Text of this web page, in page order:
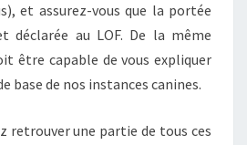
et assurez-vous que la portée
déclarée au LOF. De la même
être capable de vous expliquer
base de nos instances canines.
retrouver une partie de tous ces